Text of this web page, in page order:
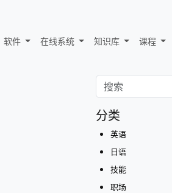
软件 在线系统 知识库 课程
分类
英语
日语
技能
职场